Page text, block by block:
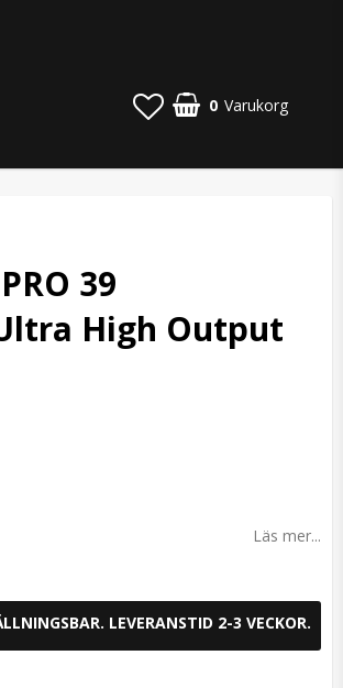
0 Varukorg
39
High Output
Läs mer...
LEVERANSTID 2-3 VECKOR.